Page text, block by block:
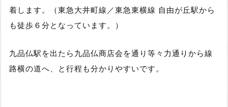
着します。（東急大井町線／東急東横線 自由が丘駅から
も徒歩６分となっています。）
九品仏駅を出たら九品仏商店会を通り等々力通りから線
路横の道へ、と行程も分かりやすいです。